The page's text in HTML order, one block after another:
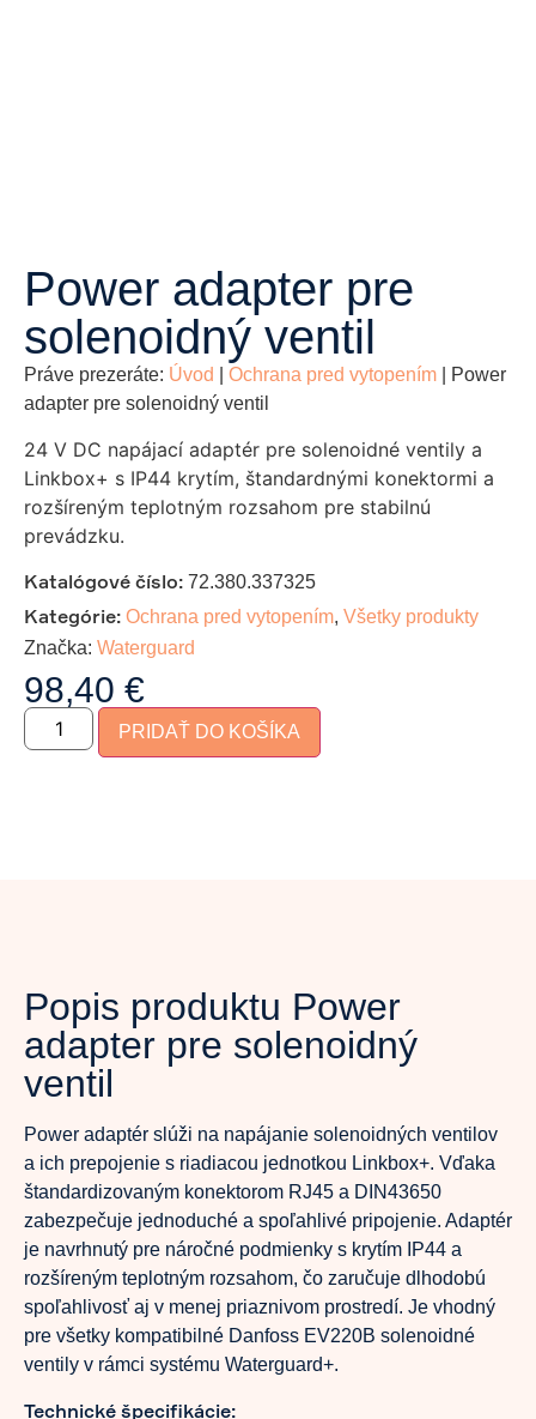
Power adapter pre
solenoidný ventil
Práve prezeráte: Úvod Ochrana pred vytopením
Power
adapter pre solenoidný ventil
24 V DC napájací adaptér pre solenoidné ventily a
Linkbox+ s IP44 krytím, štandardnými konektormi a
rozšíreným teplotným rozsahom pre stabilnú
prevádzku.
Katalógové číslo: 72.380.337325
Kategórie: Ochrana pred vytopením, Všetky produkty
Značka: Waterguard
98,40 €
PRIDAŤ DO KOŠÍKA
Popis produktu Power
adapter pre solenoidný
ventil
Power adaptér slúži na napájanie solenoidných ventilov
a ich prepojenie s riadiacou jednotkou Linkbox+. Vďaka
štandardizovaným konektorom RJ45 a DIN43650
zabezpečuje jednoduché a spoľahlivé pripojenie. Adaptér
je navrhnutý pre náročné podmienky s krytím IP44 a
rozšíreným teplotným rozsahom, čo zaručuje dlhodobú
spoľahlivosť aj v menej priaznivom prostredí. Je vhodný
pre všetky kompatibilné Danfoss EV220B solenoidné
ventily v rámci systému Waterguard+.
Technické špecifikácie: